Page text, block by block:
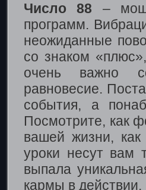
Число 88 –
программ.
неожиданные
со знаком
очень важно
равновесие.
события, а
Посмотрите, как
вашей жизни, как
уроки несут
выпала
кармы в действии.